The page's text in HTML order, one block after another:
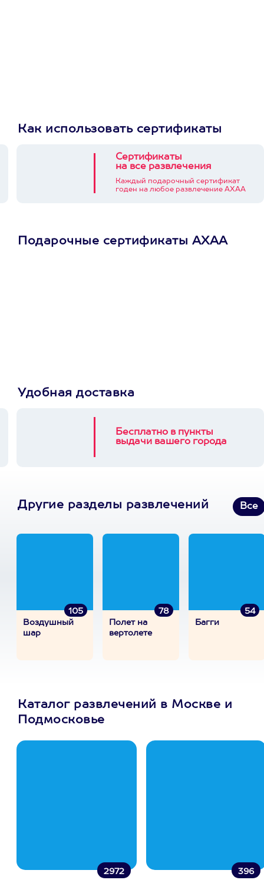
Как использовать сертификаты
Сертификаты
на все развлечения
Каждый подарочный сертификат
годен на любое развлечение АХАА
Подарочные сертификаты АХАА
Удобная доставка
Бесплатно в пункты
выдачи вашего города
Другие разделы развлечений Все
105
Воздушный
шар
78
Полет на
вертолете
54
Багги
Каталог развлечений в Москве и
Подмосковье
2972 396